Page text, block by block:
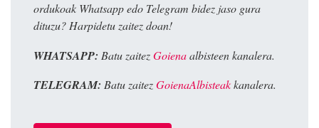
ordukoak Whatsapp edo Telegram bidez jaso gura
dituzu? Harpidetu zaitez doan!
WHATSAPP: Batu zaitezGoienaalbisteen kanalera.
TELEGRAM: Batu zaitezGoienaAlbisteakkanalera.